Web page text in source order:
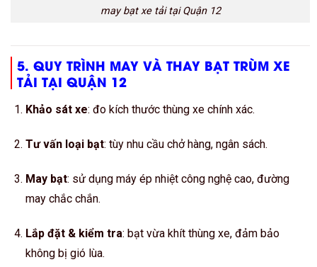
may bạt xe tải tại Quận 12
5. QUY TRÌNH MAY VÀ THAY BẠT TRÙM XE
TẢI TẠI QUẬN 12
Khảo sát xe: đo kích thước thùng xe chính xác.
Tư vấn loại bạt: tùy nhu cầu chở hàng, ngân sách.
May bạt: sử dụng máy ép nhiệt công nghệ cao, đường
may chắc chắn.
Lắp đặt & kiểm tra: bạt vừa khít thùng xe, đảm bảo
không bị gió lùa.